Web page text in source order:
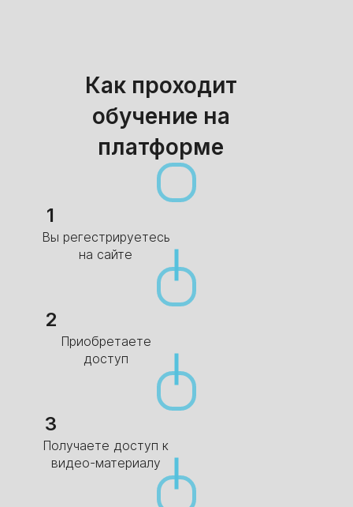
Как проходит
обучение на
платформе
1
Вы регестрируетесь
на сайте
2
Приобретаете
доступ
3
Получаете доступ к
видео-материалу